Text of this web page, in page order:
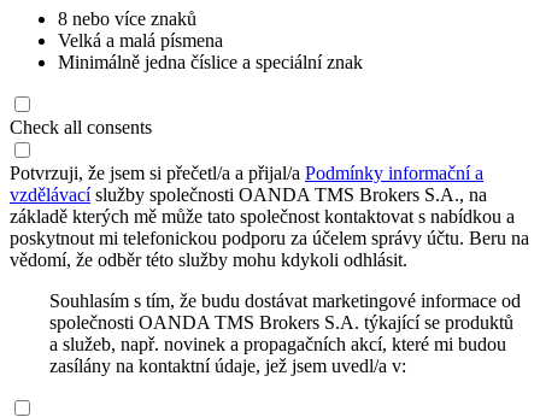
8 nebo více znaků
Velká a malá písmena
Minimálně jedna číslice a speciální znak
Check all consents
Potvrzuji, že jsem si přečetl/a a přijal/a Podmínky informační a
vzdělávacíslužby společnosti OANDA TMS Brokers S.A., na
základě kterých mě může tato společnost kontaktovat s nabídkou a
poskytnout mi telefonickou podporu za účelem správy účtu. Beru na
vědomí, že odběr této služby mohu kdykoli odhlásit.
Souhlasím s tím, že budu dostávat marketingové informace od
společnosti OANDA TMS Brokers S.A. týkající se produktů
a služeb, např. novinek a propagačních akcí, které mi budou
zasílány na kontaktní údaje, jež jsem uvedl/a v: